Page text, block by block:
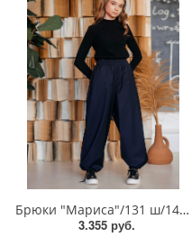
Брюки "Мариса"/131 ш/140-170
3.355 руб.